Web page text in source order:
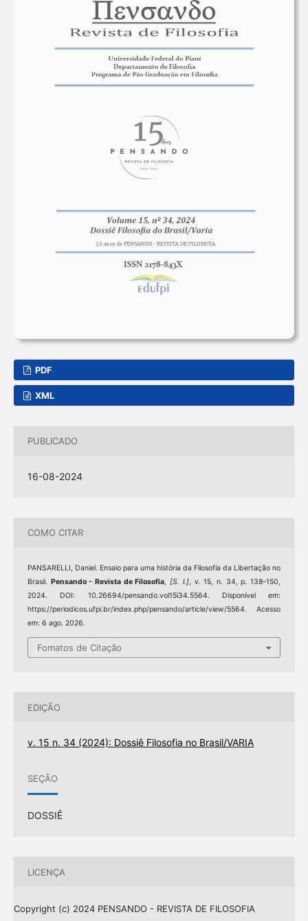
PDF
XML
PUBLICADO
16-08-2024
COMO CITAR
PANSARELLI, Daniel. Ensaio para uma história da Filosofia da Libertação no
Brasil. Pensando - Revista de Filosofia,[S. l.], v. 15, n. 34, p. 138–150,
2024. DOI: 10.26694/pensando.vol15i34.5564. Disponível em:
https://periodicos.ufpi.br/index.php/pensando/article/view/5564. Acesso
em: 6 ago. 2026.
Fomatos de Citação
EDIÇÃO
v. 15 n. 34 (2024): Dossiê Filosofia no Brasil/VARIA
SEÇÃO
DOSSIÊ
LICENÇA
Copyright (c) 2024 PENSANDO - REVISTA DE FILOSOFIA